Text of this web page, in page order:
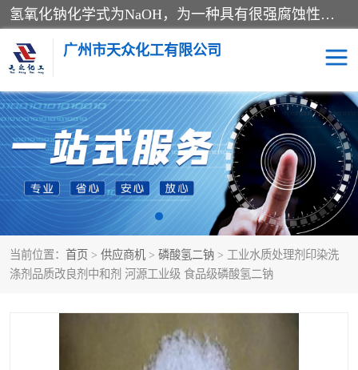
氢氧化钠化学式为NaOH，为一种具有很强腐蚀性的强碱，一般为片状或颗粒形态，易溶于水(溶于水时放热)并形成碱性溶液，另有潮解性，易吸取空气中的水蒸气(潮解)和(变质)。NaOH是化学实验室其中一种必备的化学品，亦为常见的化工品之一。纯品是无色透明的晶体。密度2.130g/cm3。熔点318.4℃。沸点1390℃。工业品含有少量的氯化和碳酸，是白色不透明的晶体。
广州市天众化工有限公司
当前位置： 首页 > 供应商机 > 磷酸氢二钠 > 工业水质处理剂印染洗
涤剂品质改良剂中和剂 河源工业级 食品级磷酸氢二钠
亚硝酸钠 氢氧化钠
纯碱 硫代硫酸钠
草酸 醋酸钠
聚合氯化铝 焦磷酸二氢二钠
一水葡萄糖